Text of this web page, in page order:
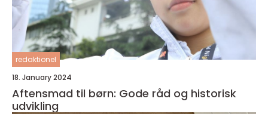
redaktionel
18. January 2024
Aftensmad til børn: Gode råd og historisk
udvikling